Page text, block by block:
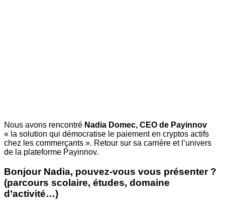
Nous avons rencontré Nadia Domec, CEO de Payinnov
« la solution qui démocratise le paiement en cryptos actifs
chez les commerçants ». Retour sur sa carrière et l’univers
de la plateforme Payinnov.
Bonjour Nadia, pouvez-vous vous présenter ?
(parcours scolaire, études, domaine
d’activité…)